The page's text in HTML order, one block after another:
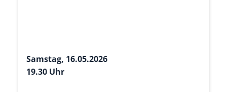
Samstag, 16.05.2026
19.30 Uhr